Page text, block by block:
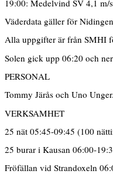
19:00: Medelvind SV 4,1 m/
Väderdata gäller för
Alla uppgifter är från SMHI
Solen gick upp 06:20 och
PERSONAL
Tommy Järås och Uno Unger.
VERKSAMHET
25 nät 05:45-09:45 (100
25 burar i Kausan 06:00-
Fröfällan vid Strandoxeln